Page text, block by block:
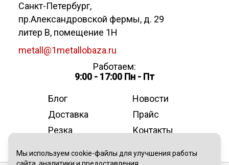
Санкт-Петербург,
пр.Александровской фермы, д. 29
литер В, помещение 1Н
metall@1metallobaza.ru
Работаем:
9:00 - 17:00 Пн - Пт
Блог
Новости
Доставка
Прайс
Резка
Контакты
Мы используем cookie-файлы для улучшения работы